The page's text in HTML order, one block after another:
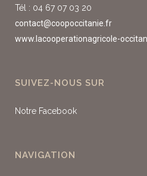
Tél : 04 67 07 03 20
contact@coopoccitanie.fr
www.lacooperationagricole-
SUIVEZ-NOUS SUR
Notre Facebook
NAVIGATION